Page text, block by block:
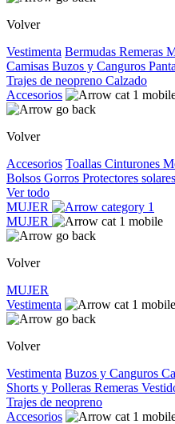
Volver
Vestimenta Bermudas Remeras
Camisas Buzos y Canguros
Trajes de neopreno Calzado
Accesorios
Volver
Accesorios Toallas Cinturones
Bolsos Gorros Protectores solares
Ver todo
MUJER
MUJER
Volver
MUJER
Vestimenta
Volver
Vestimenta Buzos y Canguros
Shorts y Polleras Remeras
Trajes de neopreno
Accesorios